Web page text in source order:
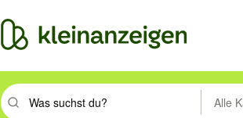
Suchbegriff eingeben. Eingabetaste drückenAlle